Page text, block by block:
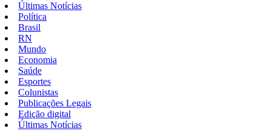
Últimas Notícias
Política
Brasil
RN
Mundo
Economia
Saúde
Esportes
Colunistas
Publicações Legais
Edição digital
Últimas Notícias